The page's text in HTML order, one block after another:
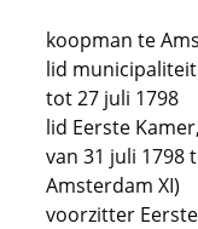
koopman te
lid
tot 27 juli 1798
lid Eerste
van 31 juli 1798
Amsterdam XI)
voorzitter